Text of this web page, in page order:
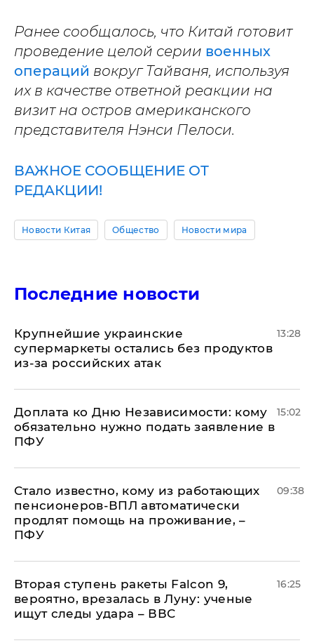
Ранее сообщалось, что Китай готовит
проведение целой серии военных
операций вокруг Тайваня, используя
их в качестве ответной реакции на
визит на остров американского
представителя Нэнси Пелоси.
ВАЖНОЕ СООБЩЕНИЕ ОТ
РЕДАКЦИИ!
Новости Китая Общество Новости мира
Последние новости
Крупнейшие украинские
супермаркеты остались без продуктов
из-за российских атак
13:28
Доплата ко Дню Независимости: кому
обязательно нужно подать заявление в
ПФУ
15:02
Стало известно, кому из работающих
пенсионеров-ВПЛ автоматически
продлят помощь на проживание, –
ПФУ
09:38
Вторая ступень ракеты Falcon 9,
вероятно, врезалась в Луну: ученые
ищут следы удара – ВВС
16:25